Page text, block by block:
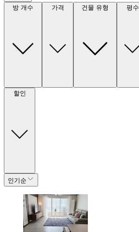
방 개수
가격 건물 유형 평수
할인
인기순